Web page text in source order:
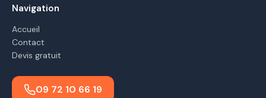
Navigation
Accueil
Contact
Devis gratuit
09 72 10 66 19